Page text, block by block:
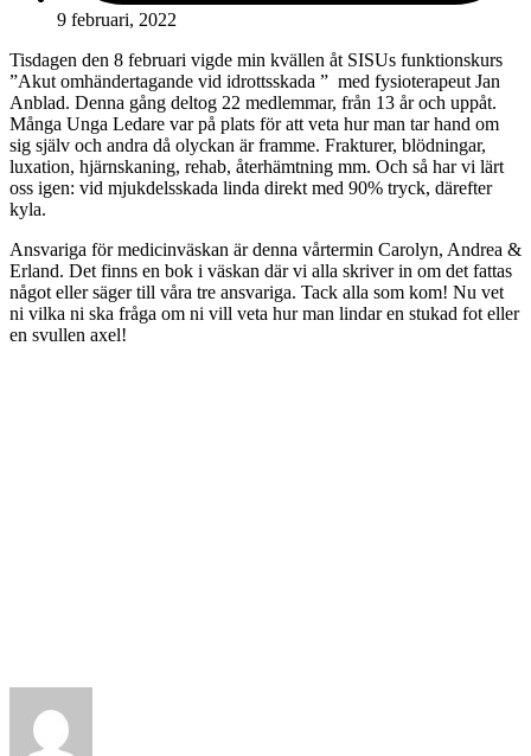
9 februari, 2022
Tisdagen den 8 februari vigde min kvällen åt SISUs funktionskurs
”Akut omhändertagande vid idrottsskada ” med fysioterapeut Jan
Anblad. Denna gång deltog 22 medlemmar, från 13 år och uppåt.
Många Unga Ledare var på plats för att veta hur man tar hand om
sig själv och andra då olyckan är framme. Frakturer, blödningar,
luxation, hjärnskaning, rehab, återhämtning mm. Och så har vi lärt
oss igen: vid mjukdelsskada linda direkt med 90% tryck, därefter
kyla.
Ansvariga för medicinväskan är denna vårtermin Carolyn, Andrea &
Erland. Det finns en bok i väskan där vi alla skriver in om det fattas
något eller säger till våra tre ansvariga. Tack alla som kom! Nu vet
ni vilka ni ska fråga om ni vill veta hur man lindar en stukad fot eller
en svullen axel!